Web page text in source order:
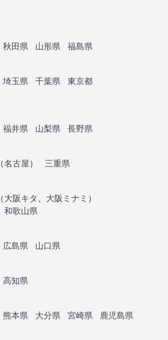
秋田県 山形県
福島県
埼玉県 千葉県
東京都
福井県 山梨県
長野県
（名古屋）
三重県
（大阪キタ 大阪ミナミ ）
和歌山県
広島県
山口県
高知県
熊本県 大分県 宮崎県
鹿児島県